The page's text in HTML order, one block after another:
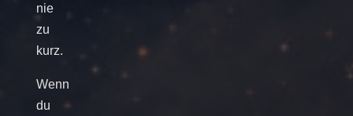
nie
zu
kurz.
Wenn
du